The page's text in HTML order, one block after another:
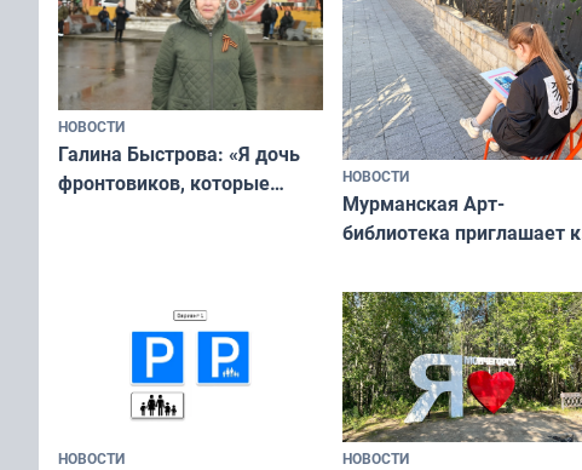
НОВОСТИ
Галина Быстрова: «Я дочь
фронтовиков, которые
НОВОСТИ
Мурманская Арт-
библиотека приглашает к
и фотографов
НОВОСТИ НОВОСТИ